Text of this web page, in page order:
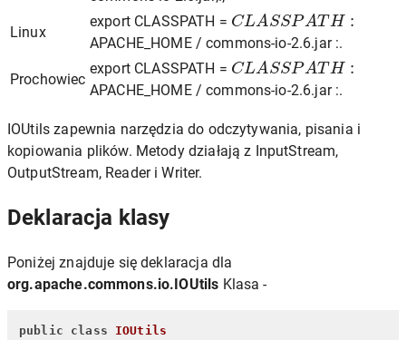
Linux
export CLASSPATH =
CLA S SPATH:
APACHE_HOME / commons-io-2.6.jar :.
Prochowiec
export CLASSPATH =
CLA S SPATH:
APACHE_HOME / commons-io-2.6.jar :.
IOUtils zapewnia narzędzia do odczytywania, pisania i
kopiowania plików. Metody działają z InputStream,
OutputStream, Reader i Writer.
Deklaracja klasy
Poniżej znajduje się deklaracja dla
org.apache.commons.io.IOUtils Klasa -
public class
IOUtils